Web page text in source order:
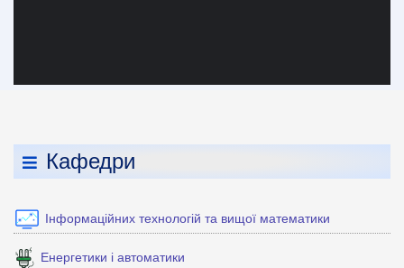
Кафедри
Інформаційних технологій та вищої математики
Енергетики і автоматики